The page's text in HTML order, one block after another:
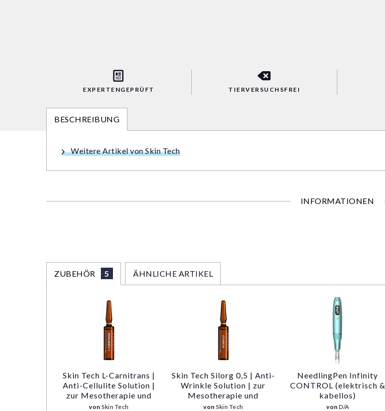
EXPERTENGEPRÜFT TIERVERSUCHSFREI
BESCHREIBUNG
Weitere Artikel von Skin Tech
INFORMATIONEN
ZUBEHÖR 5 ÄHNLICHE ARTIKEL
Skin Tech L-Carnitrans |
Anti-Cellulite Solution |
zur Mesotherapie und
Medical Needling
vonSkin Tech
Skin Tech Silorg 0,5 | Anti-
Wrinkle Solution | zur
Mesotherapie und
Medical Needling
vonSkin Tech
NeedlingPen Infinity
CONTROL (elektrisch &
kabellos)
vonD/A